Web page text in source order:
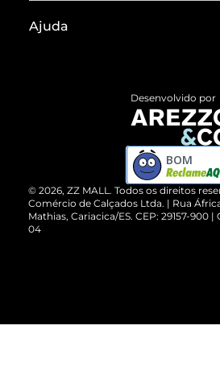
Termos de Uso
ZZ MALL é confiável
Cartão Presente
Vendas Corporativas
Ajuda
Devolução do Produto
Compre pelo WhatsApp
© 2026, ZZ MALL. Todos os direitos
Comércio de Calçados Ltda. | Rua
Mathias, Cariacica/ES. CEP: 29157-900
04
Desenvolvido por
BOM